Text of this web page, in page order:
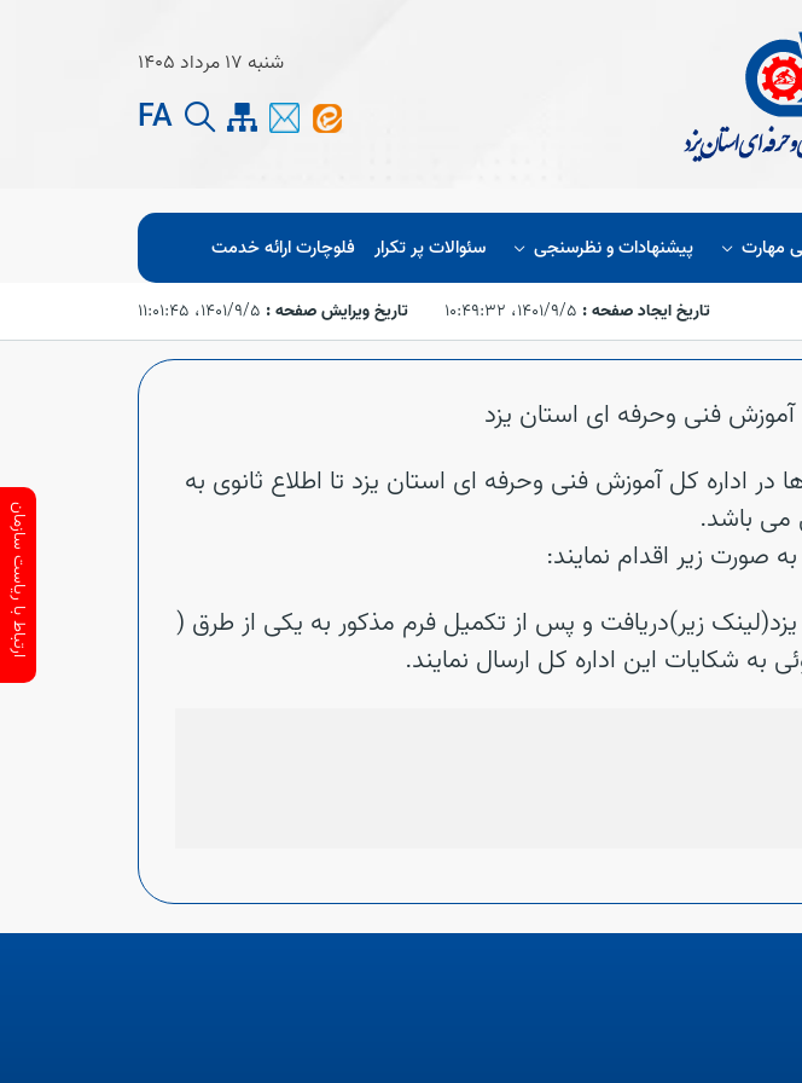
شنبه 17 مرداد 1405
FA
مهارت پیشنهادات و نظرسنجی سئوالات پر تکرار فلوچارت ارائه خدمت
تاریخ ایجاد صفحه : ۱۴۰۱/۹/۵،‏ ۱۰:۴۹:۳۲ تاریخ ویرایش صفحه : ۱۴۰۱/۹/۵،‏ ۱۱:۰۱:۴۵
آموزش فنی وحرفه ای استان یزد
اداره کل آموزش فنی وحرفه ای استان یزد تا اطلاع ثانوی به
باشد.
صورت زیر اقدام نمایند:
زیر)دریافت و پس از تکمیل فرم مذکور به یکی از طرق (
به شکایات این اداره کل ارسال نمایند.
ارتباط با ریاست سازمان